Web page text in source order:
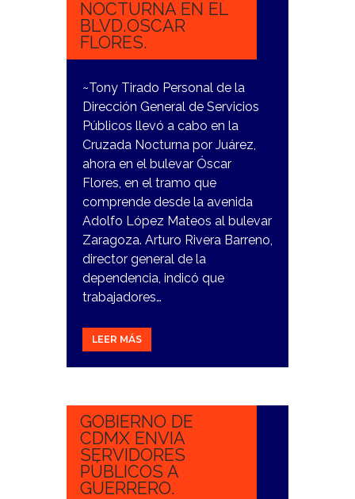
NOCTURNA EN EL
BLVD.OSCAR
FLORES.
~Tony Tirado Personal de la
Dirección General de Servicios
Públicos llevó a cabo en la
Cruzada Nocturna por Juárez,
ahora en el bulevar Óscar
Flores, en el tramo que
comprende desde la avenida
Adolfo López Mateos al bulevar
Zaragoza. Arturo Rivera Barreno,
director general de la
dependencia, indicó que
trabajadores…
LEER MÁS
27
GOBIERNO DE
CDMX ENVIA
SERVIDORES
PÚBLICOS A
GUERRERO.